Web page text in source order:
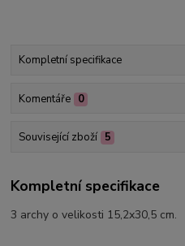
Kompletní specifikace
Komentáře 0
Související zboží 5
Kompletní specifikace
3 archy o velikosti 15,2x30,5 cm.